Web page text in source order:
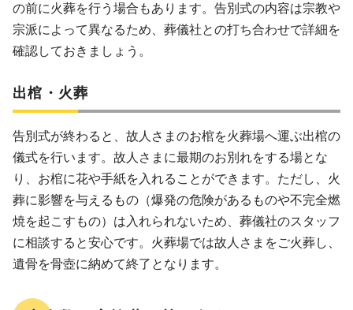
の前に火葬を行う場合もあります。告別式の内容は宗教や
宗派によって異なるため、葬儀社との打ち合わせで詳細を
確認しておきましょう。
出棺・火葬
告別式が終わると、故人さまのお棺を火葬場へ運ぶ出棺の
儀式を行います。故人さまに最期のお別れをする場とな
り、お棺に花や手紙を入れることができます。ただし、火
葬に影響を与えるもの（爆発の危険があるものや不完全燃
焼を起こすもの）は入れられないため、葬儀社のスタッフ
に相談すると安心です。火葬場では故人さまをご火葬し、
遺骨を骨壺に納めて終了となります。